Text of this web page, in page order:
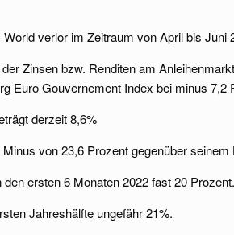
verlor im Zeitraum von April bis Juni
Zinsen bzw. Renditen am
Euro Gouvernement Index bei minus 7,2
derzeit 8,6%
von 23,6 Prozent gegenüber seinem
ersten 6 Monaten 2022 fast 20 Prozent.
Jahreshälfte ungefähr 21%.